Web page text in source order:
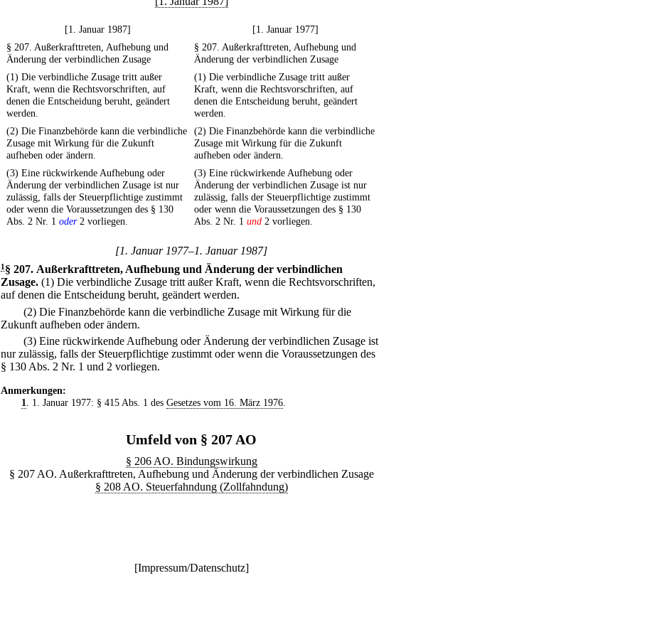
[1. Januar 1987]
[1. Januar 1977]
§ 207. Außerkrafttreten, Aufhebung und
Änderung der verbindlichen Zusage
§ 207. Außerkrafttreten, Aufhebung und
Änderung der verbindlichen Zusage
(1) Die verbindliche Zusage tritt außer
Kraft, wenn die Rechtsvorschriften, auf
denen die Entscheidung beruht, geändert
werden.
(1) Die verbindliche Zusage tritt außer
Kraft, wenn die Rechtsvorschriften, auf
denen die Entscheidung beruht, geändert
werden.
(2) Die Finanzbehörde kann die verbindliche
Zusage mit Wirkung für die Zukunft
aufheben oder ändern.
(2) Die Finanzbehörde kann die verbindliche
Zusage mit Wirkung für die Zukunft
aufheben oder ändern.
(3) Eine rückwirkende Aufhebung oder
Änderung der verbindlichen Zusage ist nur
zulässig, falls der Steuerpflichtige zustimmt
oder wenn die Voraussetzungen des § 130
Abs. 2 Nr. 1 oder2 vorliegen.
(3) Eine rückwirkende Aufhebung oder
Änderung der verbindlichen Zusage ist nur
zulässig, falls der Steuerpflichtige zustimmt
oder wenn die Voraussetzungen des § 130
Abs. 2 Nr. 1 und 2 vorliegen.
[1. Januar 1977–1. Januar 1987]
1§ 207. Außerkrafttreten, Aufhebung und Änderung der verbindlichen
Zusage. (1) Die verbindliche Zusage tritt außer Kraft, wenn die Rechtsvorschriften,
auf denen die Entscheidung beruht, geändert werden.
(2) Die Finanzbehörde kann die verbindliche Zusage mit Wirkung für die
Zukunft aufheben oder ändern.
(3) Eine rückwirkende Aufhebung oder Änderung der verbindlichen Zusage ist
nur zulässig, falls der Steuerpflichtige zustimmt oder wenn die Voraussetzungen des
§ 130 Abs. 2 Nr. 1 und 2 vorliegen.
Anmerkungen:
1
. 1. Januar 1977: § 415 Abs. 1 des Gesetzes vom 16. März 1976.
Umfeld von § 207 AO
§ 206 AO. Bindungswirkung
§ 207 AO. Außerkrafttreten, Aufhebung und Änderung der verbindlichen Zusage
§ 208 AO. Steuerfahndung (Zollfahndung)
[Impressum/Datenschutz]